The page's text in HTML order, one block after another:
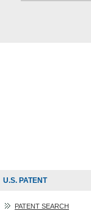
U.S. PATENT
PATENT SEARCH